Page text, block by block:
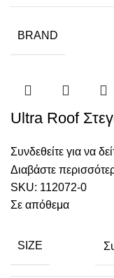
BRAND
Ultra Roof
Συνδεθείτε για να
Διαβάστε
SKU: 112072-0
Σε απόθεμα
SIZE